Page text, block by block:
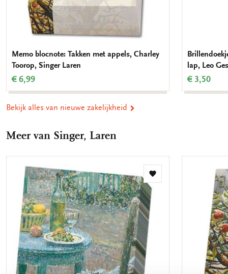
Memo blocnote: Takken met appels, Charley
Toorop, Singer Laren
€ 6,99
lap, Leo
€ 3,50
Bekijk alles van nieuwe zakelijkheid
Meer van Singer, Laren
Toevoegen
aan